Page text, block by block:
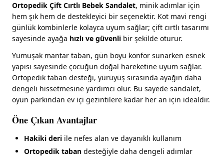
Ortopedik Çift Cırtlı Bebek Sandalet, minik adımlar için
hem şık hem de destekleyici bir seçenektir. Kot mavi rengi
günlük kombinlerle kolayca uyum sağlar; çift cırtlı tasarımı
sayesinde ayağa hızlı ve güvenli bir şekilde oturur.
Yumuşak mantar taban, gün boyu konfor sunarken esnek
yapısı sayesinde çocuğun doğal hareketine uyum sağlar.
Ortopedik taban desteği, yürüyüş sırasında ayağın daha
dengeli hissetmesine yardımcı olur. Bu sayede sandalet,
oyun parkından ev içi gezintilere kadar her an için idealdir.
Öne Çıkan Avantajlar
Hakiki deri ile nefes alan ve dayanıklı kullanım
Ortopedik taban desteğiyle daha dengeli adımlar